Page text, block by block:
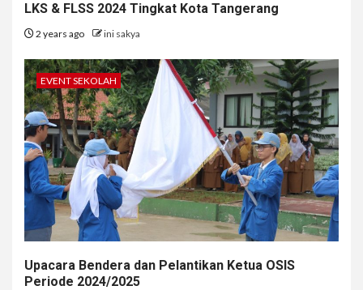
LKS & FLSS 2024 Tingkat Kota Tangerang
2 years ago ini sakya
EVENT SEKOLAH
Upacara Bendera dan Pelantikan Ketua OSIS
Periode 2024/2025